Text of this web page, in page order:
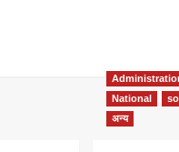
National
अन्य